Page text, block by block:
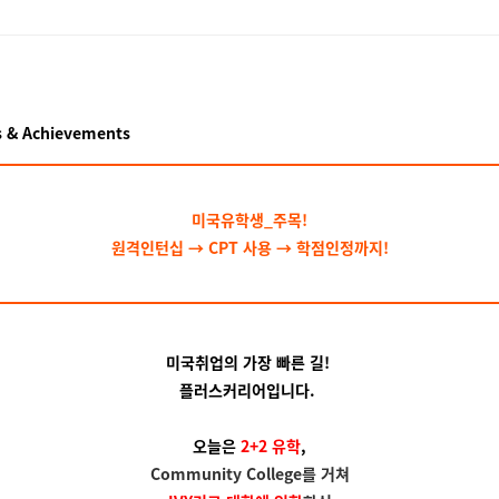
& Achievements
미국유학생_주목!
원격인턴십 → CPT 사용 → 학점인정까지!
미국취업의 가장 빠른 길!
플러스커리어입니다.
오늘은 2+2 유학,
Community College를 거쳐